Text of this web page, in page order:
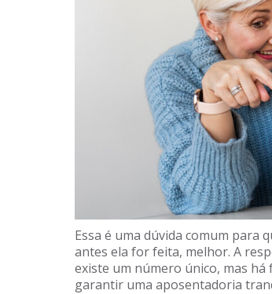
Essa é uma dúvida comum para
antes ela for feita, melhor. A
existe um número único, mas
garantir uma aposentadoria